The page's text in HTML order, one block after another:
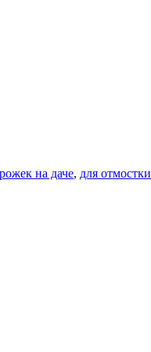
на даче, для отмостки